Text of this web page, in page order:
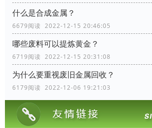
什么是合成金属？
6679阅读 2022-12-15 20:46:05
哪些废料可以提炼黄金？
6719阅读 2022-12-15 20:31:08
为什么要重视废旧金属回收？
6179阅读 2022-12-06 19:21:03